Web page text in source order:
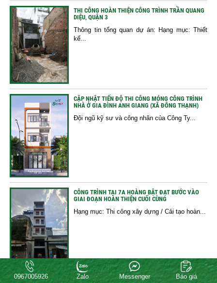
THI CÔNG HOÀN THIỆN CÔNG TRÌNH TRẦN QUANG
DIỆU, QUẬN 3
Thông tin tổng quan dự án: Hạng mục: Thiết
kế...
CẬP NHẬT TIẾN ĐỘ THI CÔNG MÓNG CÔNG TRÌNH
NHÀ Ở GIA ĐÌNH ANH GIANG (XÃ ĐÔNG THẠNH)
Đội ngũ kỹ sư và công nhân của Công Ty...
CÔNG TRÌNH TẠI 7A HOÀNG BẬT ĐẠT BƯỚC VÀO
GIAI ĐOẠN HOÀN THIỆN CUỐI CÙNG
Hạng mục: Thi công xây dựng / Cải tạo hoàn...
HOÀN THÀNH ĐỔ BÊ TÔNG SÀN TẦNG 2 – CÔNG
0967005926 Zalo Messenger Báo giá